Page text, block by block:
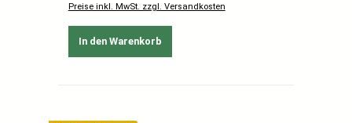
Preise inkl. MwSt. zzgl. Versandkosten
In den Warenkorb